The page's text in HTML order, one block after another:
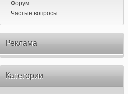
Форум
Частые вопросы
Реклама
Категории